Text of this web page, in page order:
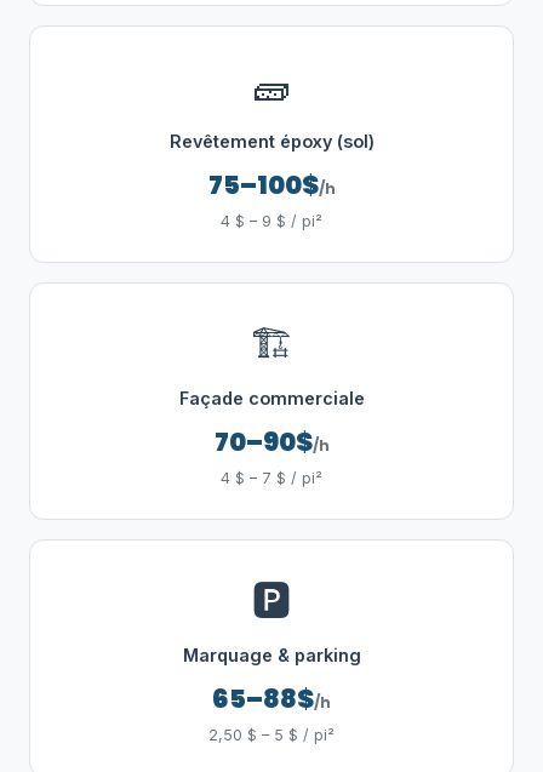
🧱
Revêtement époxy (sol)
75–100$/h
4 $ – 9 $ / pi²
🏗️
Façade commerciale
70–90$/h
4 $ – 7 $ / pi²
🅿️
Marquage & parking
65–88$/h
2,50 $ – 5 $ / pi²